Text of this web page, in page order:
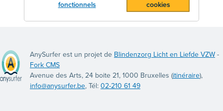
fonctionnels
cookies
AnySurfer est un projet de Blindenzorg Licht en Liefde VZW -
Fork CMS
Avenue des Arts, 24 boite 21, 1000 Bruxelles (itinéraire),
info@anysurfer.be, Tél:02-210 61 49